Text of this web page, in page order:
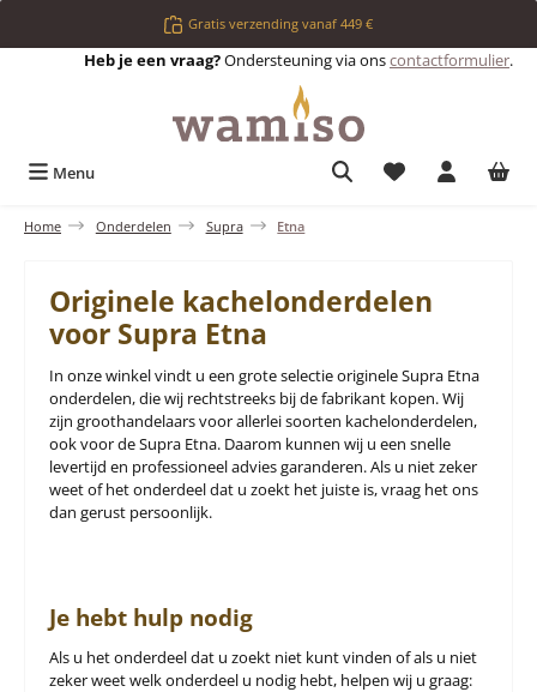
Ga naar de hoofdinhoudGratis verzending vanaf 449 €
Heb je een vraag?Ondersteuning via onscontactformulier.
Menu Je hebt 0 items
Home Onderdelen Supra Etna
Originele kachelonderdelen
voor Supra Etna
In onze winkel vindt u een grote selectie originele Supra Etna
onderdelen, die wij rechtstreeks bij de fabrikant kopen. Wij
zijn groothandelaars voor allerlei soorten kachelonderdelen,
ook voor de Supra Etna. Daarom kunnen wij u een snelle
levertijd en professioneel advies garanderen. Als u niet zeker
weet of het onderdeel dat u zoekt het juiste is, vraag het ons
dan gerust persoonlijk.
Je hebt hulp nodig
Als u het onderdeel dat u zoekt niet kunt vinden of als u niet
zeker weet welk onderdeel u nodig hebt, helpen wij u graag: